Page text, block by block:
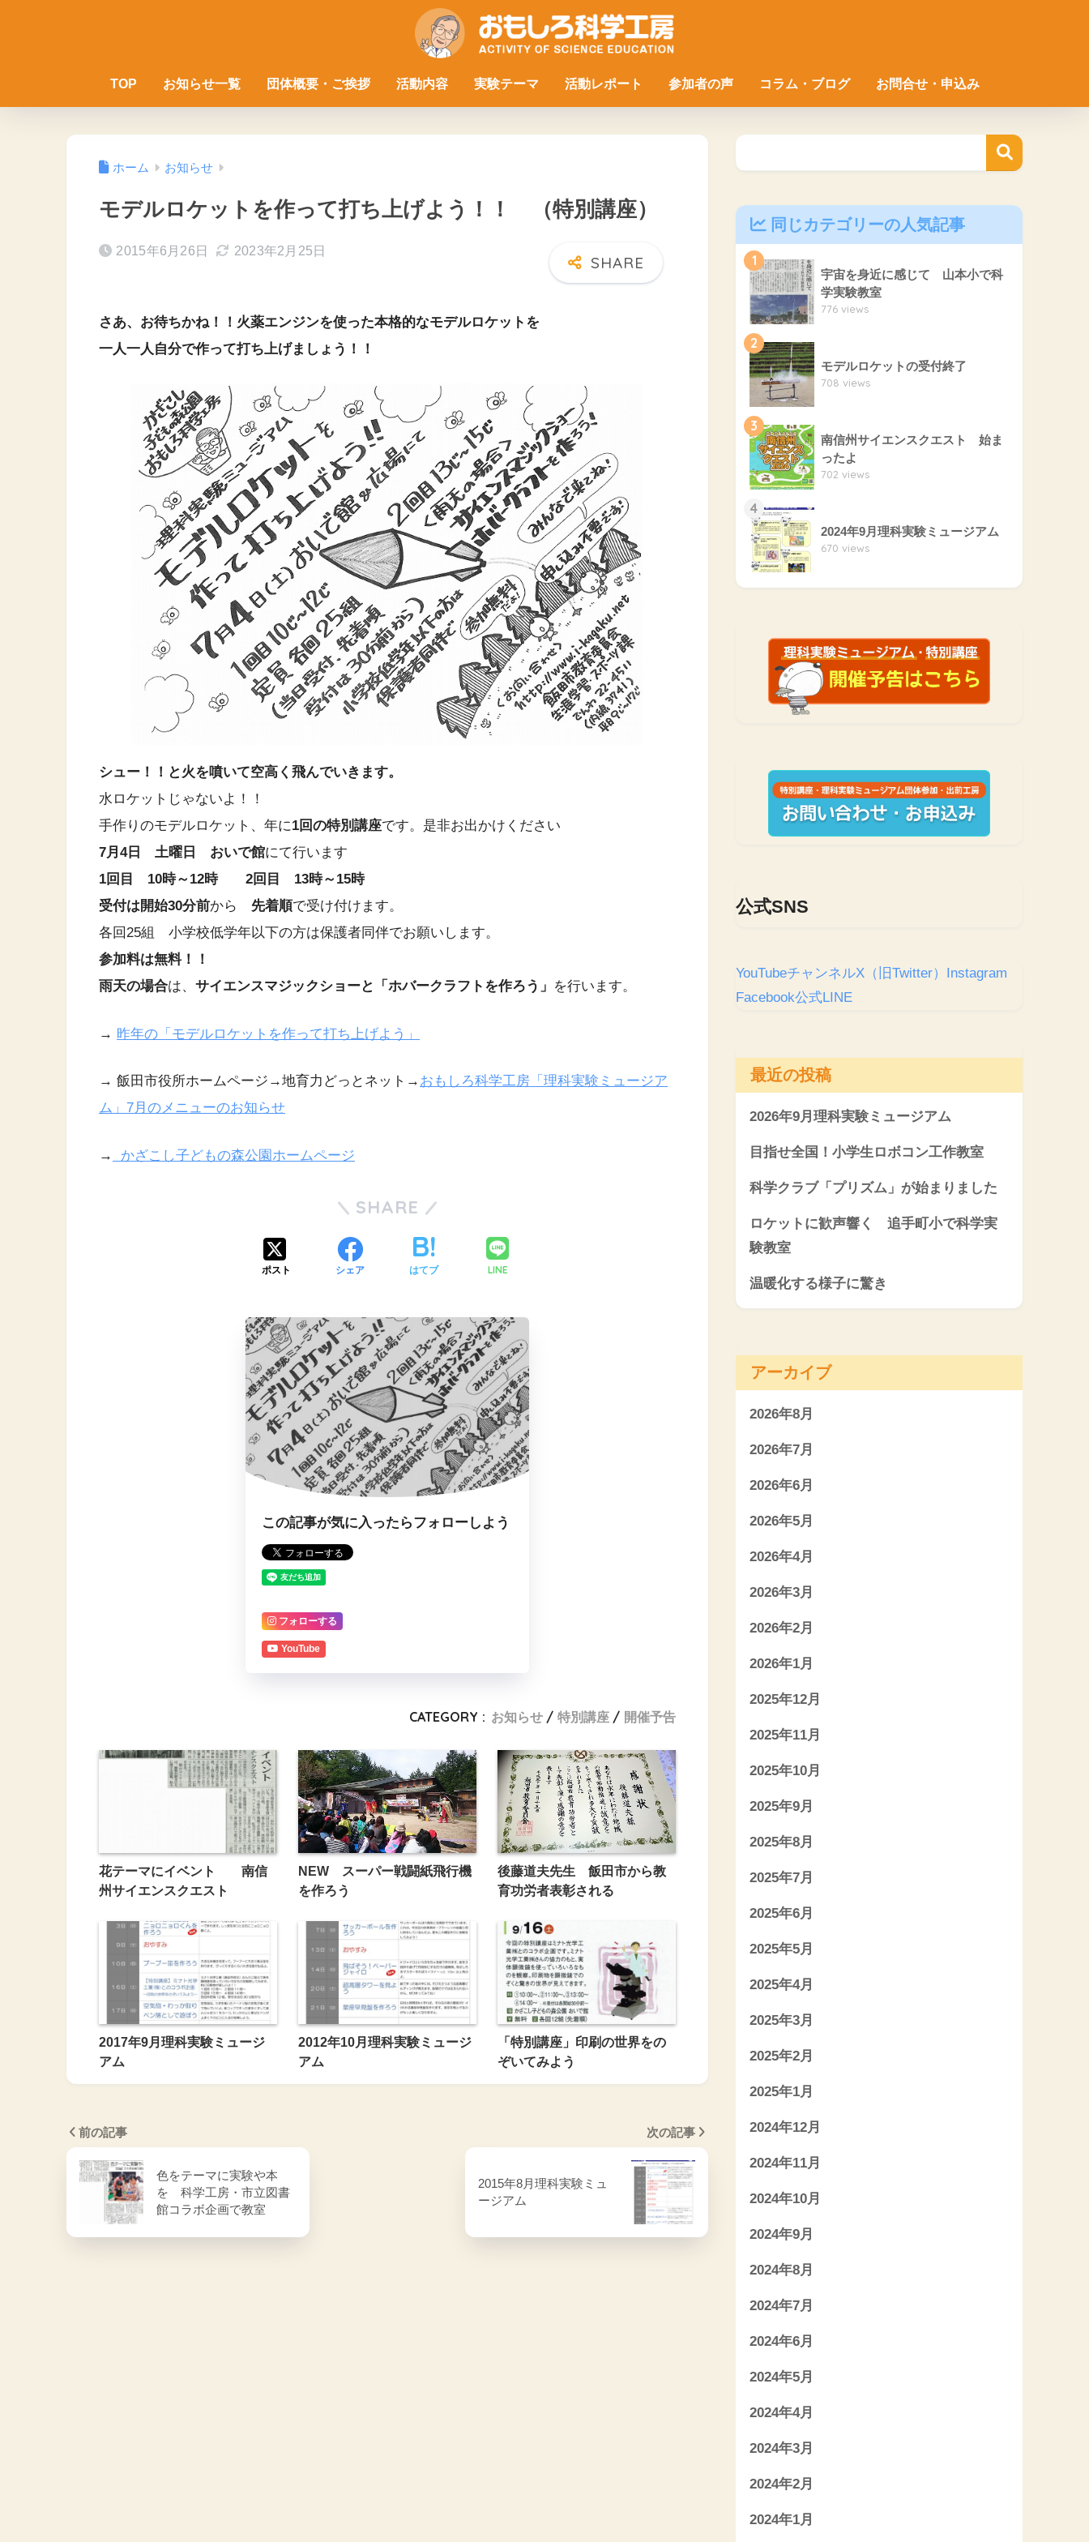
TOP お知らせ一覧 団体概要・ご挨拶 活動内容 実験テーマ 活動レポート 参加者の声 コラム・ブログ お問合せ・申込み
ホーム お知らせ
モデルロケットを作って打ち上げよう！！ （特別講座）
2015年6月26日 2023年2月25日
さあ、お待ちかね！！火薬エンジンを使った本格的なモデルロケットを
一人一人自分で作って打ち上げましょう ！！
シュー！！と火を噴いて空高く飛んでいきます。
水ロケットじゃないよ！！
手作りのモデルロケット、年に1回の特別講座です。是非お出かけください
7月4日 土曜日 おいで館にて行います
1回目 10時～12時 2回目 13時～15時
受付は開始30分前から 先着順で受け付けます。
各回25組 小学校低学年以下の方は保護者同伴でお願いします。
参加料は無料！！
雨天の場合は、 サイエンスマジックショーと「ホバークラフトを作ろう」 を行います。
→ 昨年の「モデルロケットを作って打ち上げよう」
→ 飯田市役所ホームページ→地育力どっとネット→ おもしろ科学工房「理科実験ミュージア
ム」7月のメニューのお知らせ
→ かざこし子どもの森公園ホームページ
SHARE
ポスト シェア はてブ LINE
この記事が気に入ったらフォローしよう
フォローする
YouTube
CATEGORY : お知らせ 特別講座 開催予告
花テーマにイベント 南信
州サイエンスクエスト
NEW スーパー戦闘紙飛行機
を作ろう
後藤道夫先生 飯田市から教
育功労者表彰される
2017年9月理科実験ミュージ
アム
2012年10月理科実験ミュージ
アム
「特別講座」印刷の世界をの
ぞいてみよう
前の記事
色をテーマに実験や本
を 科学工房・市立図書
館コラボ企画で教室
次の記事
2015年8月理科実験ミュ
ージアム
同じカテゴリーの人気記事
1
宇宙を身近に感じて 山本小で科
学実験教室
776 views
2
モデルロケットの受付終了
708 views
3
南信州サイエンスクエスト 始ま
ったよ
702 views
4
2024年9月理科実験ミュージアム
670 views
公式SNS
YouTubeチャンネルX（旧Twitter） Instagram
Facebook公式LINE
最近の投稿
2026年9月理科実験ミュージアム
目指せ全国！小学生ロボコン工作教室
科学クラブ「プリズム」が始まりました
ロケットに歓声響く 追手町小で科学実
験教室
温暖化する様子に驚き
アーカイブ
2026年8月
2026年7月
2026年6月
2026年5月
2026年4月
2026年3月
2026年2月
2026年1月
2025年12月
2025年11月
2025年10月
2025年9月
2025年8月
2025年7月
2025年6月
2025年5月
2025年4月
2025年3月
2025年2月
2025年1月
2024年12月
2024年11月
2024年10月
2024年9月
2024年8月
2024年7月
2024年6月
2024年5月
2024年4月
2024年3月
2024年2月
2024年1月